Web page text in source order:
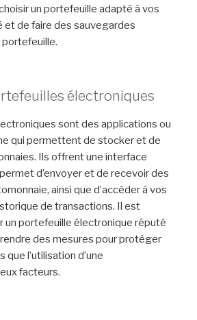
un portefeuille adapté à vos
et de faire des sauvegardes
électroniques
sont des applications ou
qui permettent de stocker et de
Ils offrent une interface
d’envoyer et de recevoir des
ainsi que d’accéder à vos
de transactions. Il est
un portefeuille électronique réputé
des mesures pour protéger
l’utilisation d’une
facteurs.